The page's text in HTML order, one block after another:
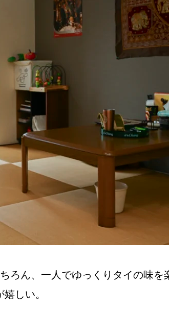
ろん、一人でゆっくりタイの味
しい。